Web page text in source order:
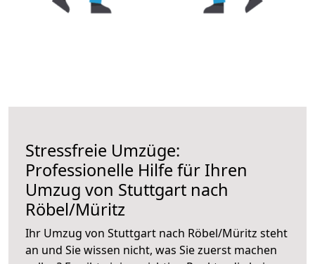
Stressfreie Umzüge:
Professionelle Hilfe für Ihren
Umzug von Stuttgart nach
Röbel/Müritz
Ihr Umzug von Stuttgart nach Röbel/Müritz steht
an und Sie wissen nicht, was Sie zuerst machen